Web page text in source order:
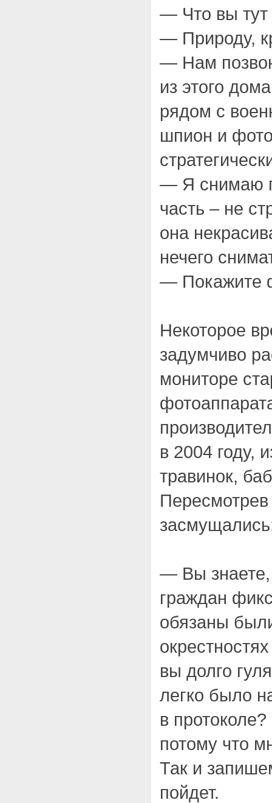
— Что вы тут
— Природу,
— Нам
из этого
рядом с
шпион и
— Я снимаю
часть – не
она
нечего
— Покажите
Некоторое
задумчиво
мониторе
в 2004 году,
травинок,
— Вы знаете,
граждан
обязаны
вы долго
легко было
в
потому что
Так и
пойдет.